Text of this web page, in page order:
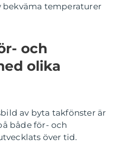
temperaturer
och
olika
av byta takfönster är
både för- och
över tid.